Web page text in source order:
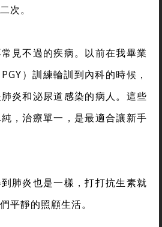
次。
見不過的疾病。以前在我畢業
）訓練輪訓到內科的時候，
炎和泌尿道感染的病人。這些
，治療單一，是最適合讓新手
肺炎也是一樣，打打抗生素就
平靜的照顧生活。